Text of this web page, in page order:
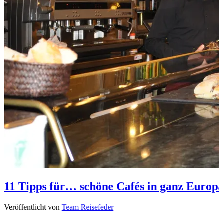
11 Tipps für… schöne Cafés in ganz
Veröffentlicht von Team Reisefeder